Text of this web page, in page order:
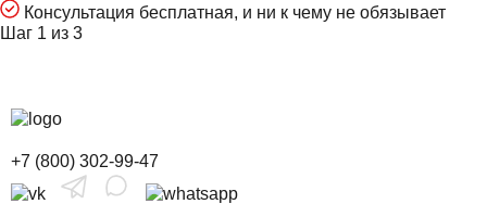
Консультация бесплатная, и ни к чему не обязывает
Шаг 1 из 3
+7 (800) 302-99-47